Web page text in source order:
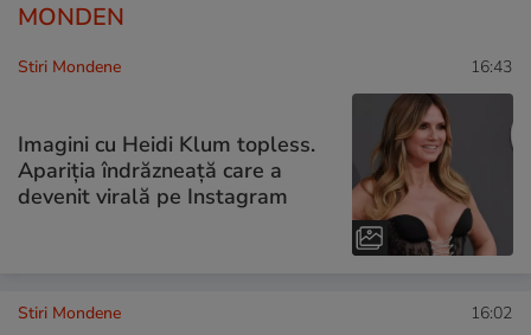
MONDEN
Stiri Mondene 16:43
Imagini cu Heidi Klum topless.
Apariția îndrăzneață care a
devenit virală pe Instagram
Stiri Mondene 16:02